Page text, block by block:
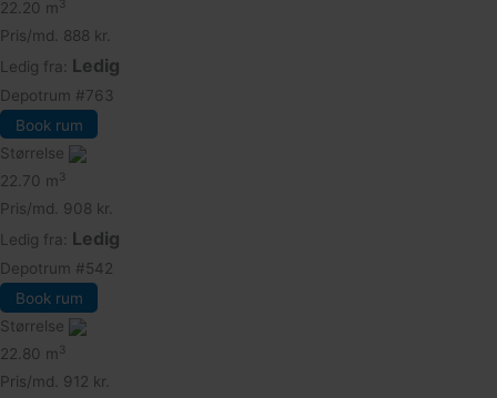
22.20 m3
Pris/md.
888 kr.
Ledig fra: Ledig
Depotrum #763
Book rum
Størrelse
22.70 m3
Pris/md.
908 kr.
Ledig fra: Ledig
Depotrum #542
Book rum
Størrelse
22.80 m3
Pris/md. 912 kr.